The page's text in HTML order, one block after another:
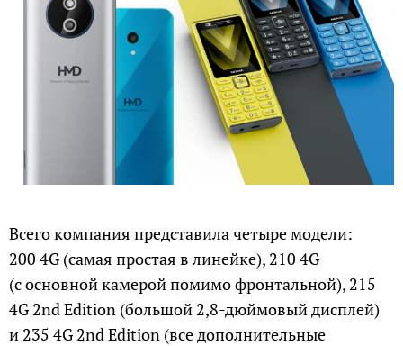
Всего компания представила четыре модели:
200 4G (самая простая в линейке), 210 4G
(с основной камерой помимо фронтальной), 215
4G 2nd Edition (большой 2,8-дюймовый дисплей)
и 235 4G 2nd Edition (все дополнительные